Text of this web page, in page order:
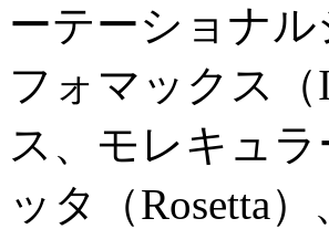
ーテーショナ
フォマックス
ス、モレキュ
ッタ（Rosetta